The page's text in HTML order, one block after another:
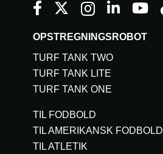
OPSTREGNINGSROBOT
TURF TANK TWO
TURF TANK LITE
TURF TANK ONE
TIL FODBOLD
TIL AMERIKANSK FODBOLD
TIL ATLETIK